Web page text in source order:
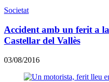
Societat
Accident amb un ferit a
Castellar del Vallès
03/08/2016